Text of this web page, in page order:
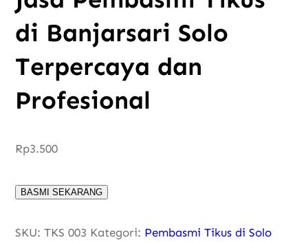
di Banjarsari Solo
Terpercaya dan
Profesional
Rp3.500
BASMI SEKARANG
SKU:TKS 003 Kategori: Pembasmi Tikus di Solo